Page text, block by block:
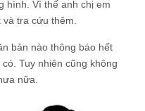
hình. Vì thế anh chị em
tra cứu thêm.
bản nào thông báo hết
Tuy nhiên cũng không
nữa.